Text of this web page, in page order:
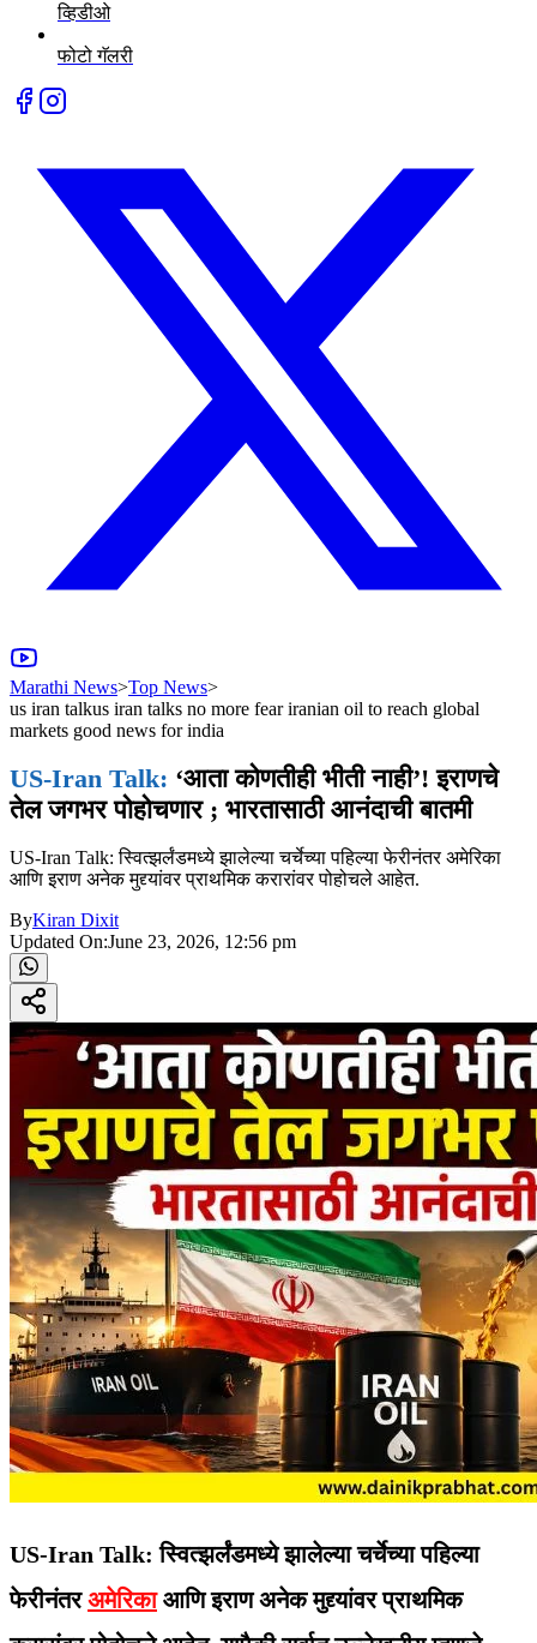
व्हिडीओ
फोटो गॅलरी
Marathi News>Top News>
us iran talkus iran talks no more fear iranian oil to reach global
markets good news for india
US-Iran Talk: ‘आता कोणतीही भीती नाही’! इराणचे
तेल जगभर पोहोचणार ; भारतासाठी आनंदाची बातमी
US-Iran Talk: स्वित्झर्लंडमध्ये झालेल्या चर्चेच्या पहिल्या फेरीनंतर अमेरिका
आणि इराण अनेक मुद्द्यांवर प्राथमिक करारांवर पोहोचले आहेत.
ByKiran Dixit
Updated On:June 23, 2026, 12:56 pm
US-Iran Talk: स्वित्झर्लंडमध्ये झालेल्या चर्चेच्या पहिल्या
फेरीनंतरअमेरिकाआणि इराण अनेक मुद्द्यांवर प्राथमिक